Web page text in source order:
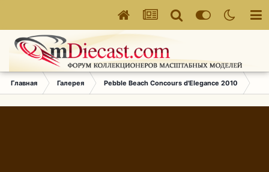
Главная Галерея Pebble Beach Concours d'Elegance 2010